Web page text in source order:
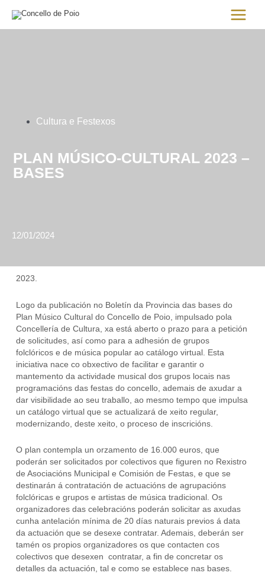
contenido
Main
Menu
Cultura e Festexos
PLAN MÚSICO-CULTURAL 2023 –
BASES
12/01/2024
2023.
Logo da publicación no Boletín da Provincia das bases do
Plan Músico Cultural do Concello de Poio, impulsado pola
Concellería de Cultura, xa está aberto o prazo para a petición
de solicitudes, así como para a adhesión de grupos
folclóricos e de música popular ao catálogo virtual. Esta
iniciativa nace co obxectivo de facilitar e garantir o
mantemento da actividade musical dos grupos locais nas
programacións das festas do concello, ademais de axudar a
dar visibilidade ao seu traballo, ao mesmo tempo que impulsa
un catálogo virtual que se actualizará de xeito regular,
modernizando, deste xeito, o proceso de inscricións.
O plan contempla un orzamento de 16.000 euros, que
poderán ser solicitados por colectivos que figuren no Rexistro
de Asociacións Municipal e Comisión de Festas, e que se
destinarán á contratación de actuacións de agrupacións
folclóricas e grupos e artistas de música tradicional. Os
organizadores das celebracións poderán solicitar as axudas
cunha antelación mínima de 20 días naturais previos á data
da actuación que se desexe contratar. Ademais, deberán ser
tamén os propios organizadores os que contacten cos
colectivos que desexen contratar, a fin de concretar os
detalles da actuación, tal e como se establece nas bases.